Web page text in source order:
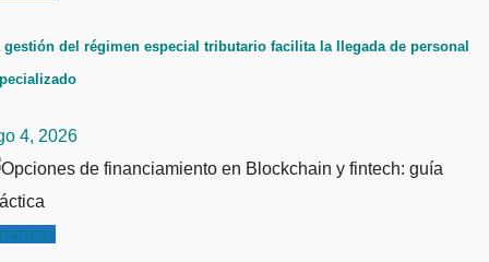
gestión del régimen especial tributario facilita la llegada de personal
4, 2026